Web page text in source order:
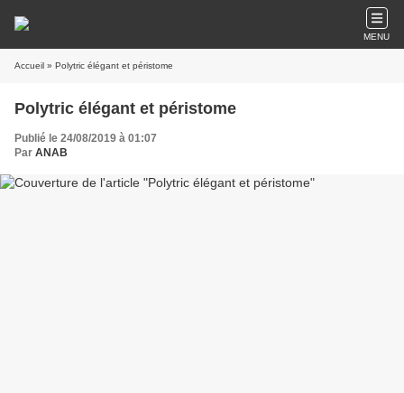
MENU
Accueil » Polytric élégant et péristome
Polytric élégant et péristome
Publié le 24/08/2019 à 01:07
Par ANAB